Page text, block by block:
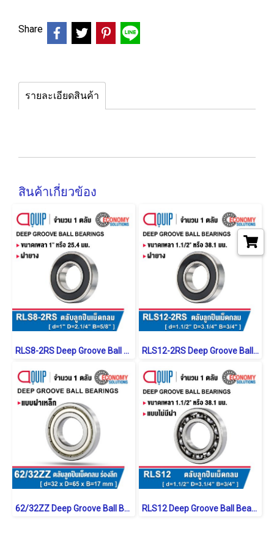
Share
รายละเอียดสินค้า
สินค้าเกี่ยวข้อง
RLS8-2RS Deep Groove Ball Bearings inch. Seal Type RLS12-2RS Deep Groove Ball Bearings inch. Seal Type
62/32ZZ Deep Groove Ball Bearings Shield Type RLS12 Deep Groove Ball Bearings inch. Open Type